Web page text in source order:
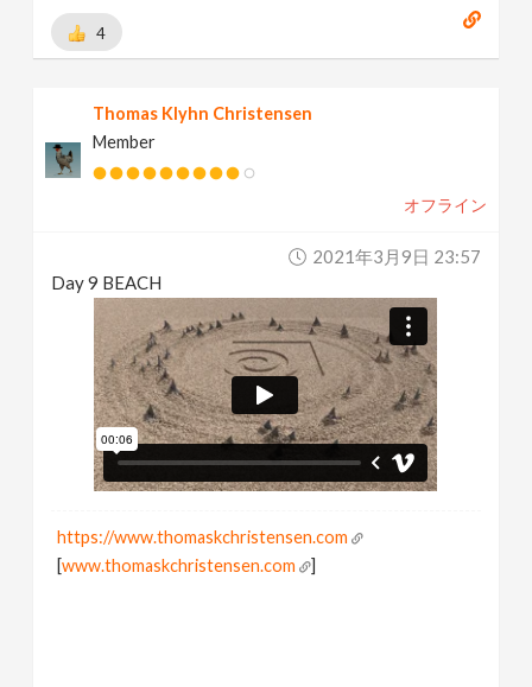
4
Thomas Klyhn Christensen
Member
オフライン
2021年3月9日 23:57
Day 9 BEACH
https://www.thomaskchristensen.com
[www.thomaskchristensen.com ]